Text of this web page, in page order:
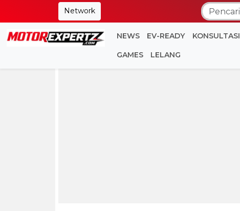
Network
NEWS EV-READY KONSULTASI
GAMES LELANG